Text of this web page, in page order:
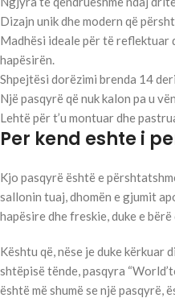
Dizajn unik dhe modern që
Madhësi ideale për të reflektuar
hapësirën.
Shpejtësi dorëzimi brenda 14
Një pasqyrë që nuk kalon pa u
Lehtë për t’u montuar dhe
Per kend eshte i
Kjo pasqyrë është e
sallonin tuaj, dhomën e gjumit
hapësire dhe freskie, duke e
Kështu që, nëse je duke kërkuar
shtëpisë tënde, pasqyra
është më shumë se një pasqyrë,